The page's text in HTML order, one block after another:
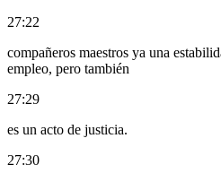
27:22
compañeros maestros ya una
empleo, pero también
27:29
es un acto de justicia.
27:30